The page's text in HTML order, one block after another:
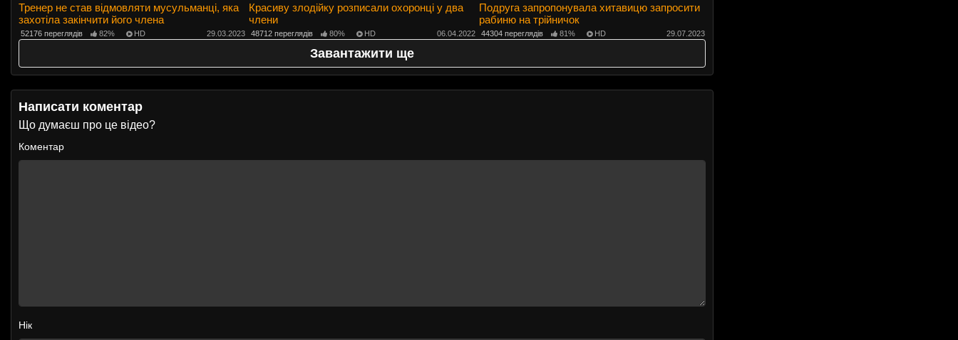
Тренер не став відмовляти мусульманці, яка
захотіла закінчити його члена
52176 переглядів 82% HD 29.03.2023
Красиву злодійку розписали охоронці у два
члени
48712 переглядів 80% HD 06.04.2022
Подруга запропонувала хитавицю запросити
рабиню на трійничок
44304 переглядів 81% HD 29.07.2023
Завантажити ще
Написати коментар
Що думаєш про це відео?
Коментар
Нік